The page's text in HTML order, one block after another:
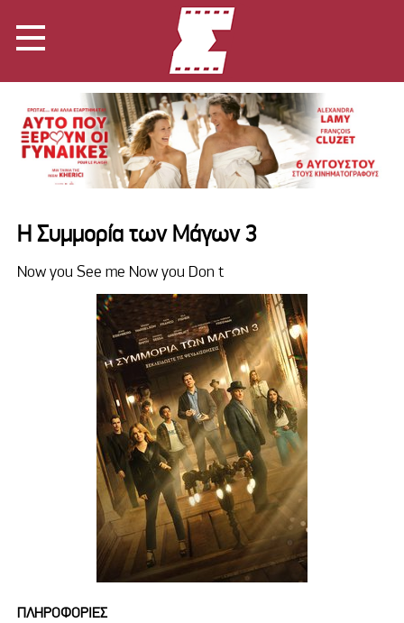
Η Συμμορία των Μάγων 3
Now you See me Now you Don t
ΠΛΗΡΟΦΟΡΙΕΣ